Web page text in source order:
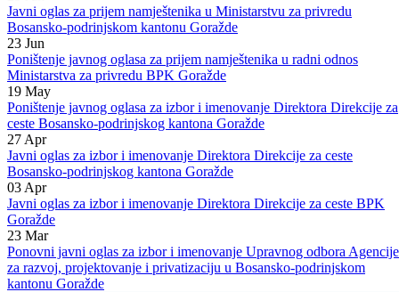
KonkursiVidi sve
25 Jun
Javni oglas za prijem namještenika u Ministarstvu za privredu
Bosansko-podrinjskom kantonu Goražde
23 Jun
Poništenje javnog oglasa za prijem namještenika u radni odnos
Ministarstva za privredu BPK Goražde
19 May
Poništenje javnog oglasa za izbor i imenovanje Direktora Direkcije za
ceste Bosansko-podrinjskog kantona Goražde
27 Apr
Javni oglas za izbor i imenovanje Direktora Direkcije za ceste
Bosansko-podrinjskog kantona Goražde
03 Apr
Javni oglas za izbor i imenovanje Direktora Direkcije za ceste BPK
Goražde
23 Mar